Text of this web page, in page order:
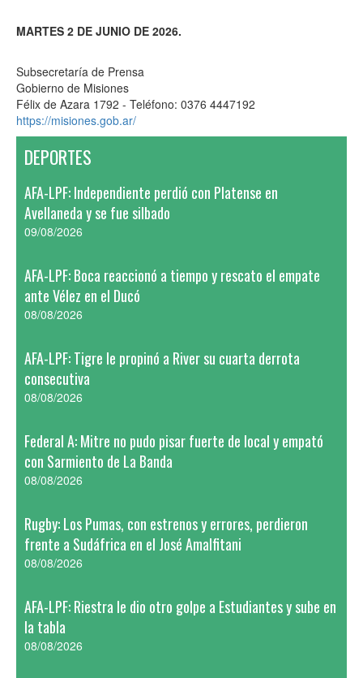
MARTES 2 DE JUNIO DE 2026.
Subsecretaría de Prensa
Gobierno de Misiones
Félix de Azara 1792 - Teléfono: 0376 4447192
https://misiones.gob.ar/
DEPORTES
AFA-LPF: Independiente perdió con Platense en
Avellaneda y se fue silbado
09/08/2026
AFA-LPF: Boca reaccionó a tiempo y rescato el empate
ante Vélez en el Ducó
08/08/2026
AFA-LPF: Tigre le propinó a River su cuarta derrota
consecutiva
08/08/2026
Federal A: Mitre no pudo pisar fuerte de local y empató
con Sarmiento de La Banda
08/08/2026
Rugby: Los Pumas, con estrenos y errores, perdieron
frente a Sudáfrica en el José Amalfitani
08/08/2026
AFA-LPF: Riestra le dio otro golpe a Estudiantes y sube en
la tabla
08/08/2026